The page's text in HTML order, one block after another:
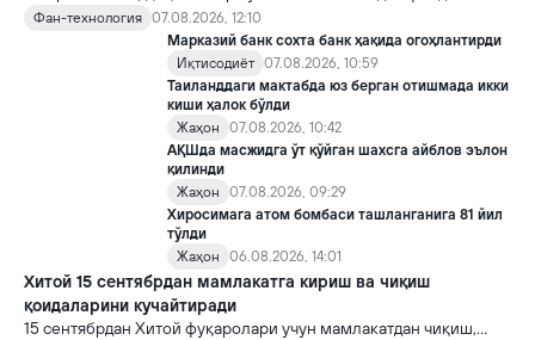
16 та вирус яратди. Бу кашфиёт янги ютуқларга умид уйғотиш
билан бирга, ундан нотўғри мақсадда фойдаланиш борасидаги
хавотирларни ҳам кучайтирмоқда.
Фан-технология 07.08.2026, 12:10
Марказий банк сохта банк ҳақида огоҳлантирди
Иқтисодиёт 07.08.2026, 10:59
Таиланддаги мактабда юз берган отишмада икки
киши ҳалок бўлди
Жаҳон
07.08.2026, 10:42
АҚШда масжидга ўт қўйган шахсга айблов эълон
қилинди
Жаҳон
07.08.2026, 09:29
Хиросимага атом бомбаси ташланганига 81 йил
тўлди
Жаҳон
06.08.2026, 14:01
Хитой 15 сентябрдан мамлакатга кириш ва чиқиш
қоидаларини кучайтиради
15 сентябрдан Хитой фуқаролари учун мамлакатдан чиқиш,